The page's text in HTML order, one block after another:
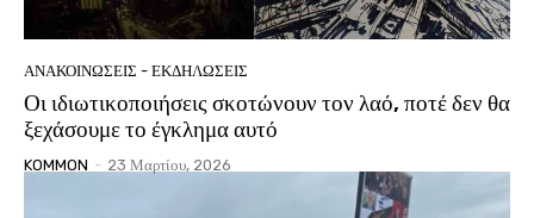
ΑΝΑΚΟΙΝΩΣΕΙΣ - ΕΚΔΗΛΩΣΕΙΣ
Οι ιδιωτικοποιήσεις σκοτώνουν τον λαό, ποτέ δεν θα
ξεχάσουμε το έγκλημα αυτό
KOMMON - 23 Μαρτίου, 2026